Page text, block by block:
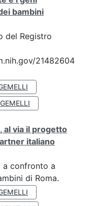
bambini
del Registro
21482604
GEMELLI
al via il progetto
italiano
a confronto a
di Roma.